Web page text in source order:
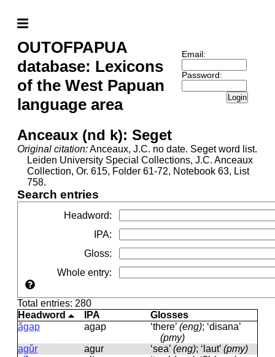
OUTOFPAPUA
database: Lexicons
of the West Papuan
language area
Email:
Password:
Login
Anceaux (nd k): Seget
Original citation:Anceaux, J.C. no date. Seget word list.
Leiden University Special Collections, J.C. Anceaux
Collection, Or. 615, Folder 61-72, Notebook 63, List
758.
Search entries
Headword:
IPA:
Gloss:
Whole entry:
Total entries: 280
Headword
IPA
Glosses
ǎgap
aɡap ‘there’ (eng); ‘disana’
(pmy)
agǔr
aɡur ‘sea’ (eng); ‘laut’ (pmy)